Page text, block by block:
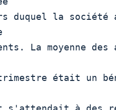
duquel la société
La moyenne des
était un